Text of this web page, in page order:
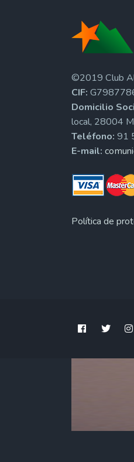
©2019 Club
CIF:
Domicilio
local, 28004
Teléfono: 91
E-mail:
Política de